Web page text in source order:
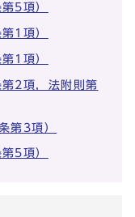
5項）
1項）
1項）
2項，法附則第
第3項）
5項）